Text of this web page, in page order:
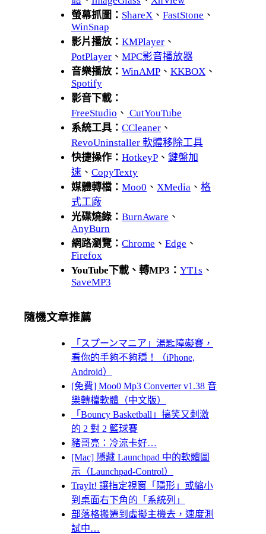
螢幕抓圖： ShareX 、 FastStone 、
WinSnap
影片播放： KMPlayer 、
PotPlayer 、 MPC影音播放器
音樂播放： WinAMP 、 KKBOX 、
Spotify
影音下載：
FreeStudio 、 CutYouTube
系統工具： CCleaner 、
RevoUninstaller 軟體移除工具
快捷操作： HotkeyP 、 鍵盤加
速 、 CopyTexty
媒體轉檔： Moo0 、 XMedia 、 格
式工廠
光碟燒錄： BurnAware 、
AnyBurn
網路瀏覽： Chrome 、 Edge 、
Firefox
YouTube下載、轉MP3： YT1s 、
SaveMP3
隨機文章推薦
「スプーンマニア」湯匙障礙賽，
看你的手夠不夠穩！（iPhone,
Android）
[免費] Moo0 Mp3 Converter v1.38 音
樂轉檔軟體（中文版）
「Bouncy Basketball」搞笑又刺激
的 2 對 2 籃球賽
豬哥亮：冷涼卡好…
[Mac] 隱藏 Launchpad 中的軟體圖
示（Launchpad-Control）
TrayIt! 讓指定視窗「隱形」或縮小
到桌面右下角的「系統列」
部落格搬遷到虛擬主機去，速度測
試中…